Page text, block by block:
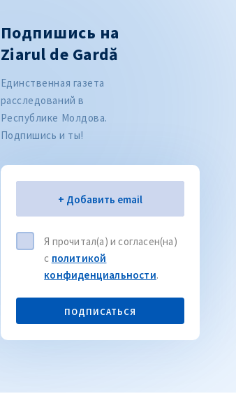
Подпишись на
Ziarul de Gardă
Единственная газета
расследований в
Республике Молдова.
Подпишись и ты!
Электронная почта
+ Добавить email
Я прочитал(а) и согласен(на)
с политикой
конфиденциальности.
ПОДПИСАТЬСЯ
Citește articolul
CITEȘTE